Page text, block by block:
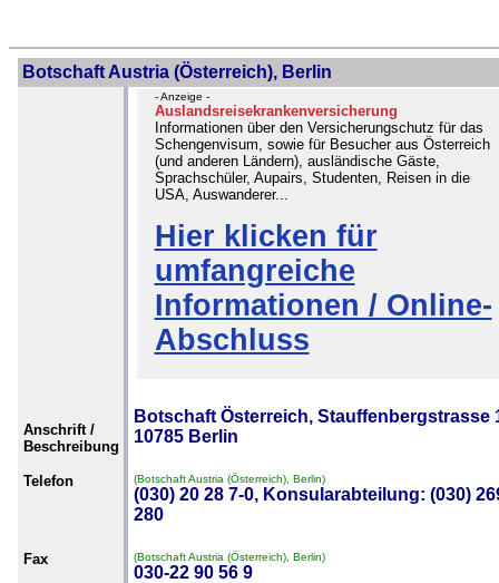
Botschaft Austria (Österreich), Berlin
- Anzeige -
Auslandsreisekrankenversicherung
Informationen über den Versicherungschutz für das
Schengenvisum, sowie für Besucher aus Österreich
(und anderen Ländern), ausländische Gäste,
Sprachschüler, Aupairs, Studenten, Reisen in die
USA, Auswanderer...
Hier klicken für
umfangreiche
Informationen / Online-
Abschluss
Anschrift /
Beschreibung
Botschaft Österreich, Stauffenbergstrasse
10785 Berlin
Telefon (Botschaft Austria (Österreich), Berlin)
(030) 20 28 7-0, Konsularabteilung: (030)
280
Fax (Botschaft Austria (Österreich), Berlin)
030-22 90 56 9